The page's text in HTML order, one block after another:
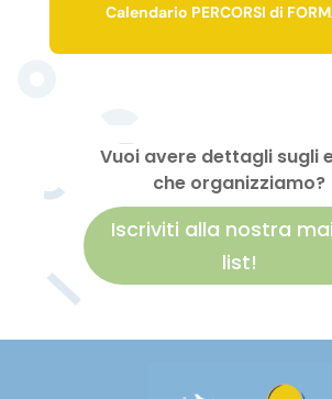
Calendario PERCORSI di
Vuoi avere dettagli sugli
che organizziamo?
Iscriviti alla nostra
list!